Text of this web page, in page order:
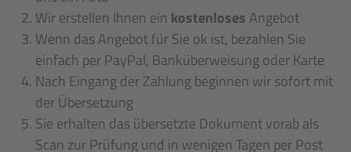
Wir erstellen Ihnen ein kostenloses Angebot
Wenn das Angebot für Sie ok ist, bezahlen Sie
einfach per PayPal, Banküberweisung oder Karte
Nach Eingang der Zahlung beginnen wir sofort mit
der Übersetzung
Sie erhalten das übersetzte Dokument vorab als
Scan zur Prüfung und in wenigen Tagen per Post